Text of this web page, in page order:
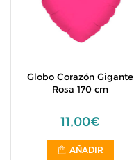
Globo Corazón Gigante
Rosa 170 cm
11,00€
AÑADIR